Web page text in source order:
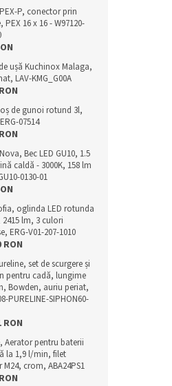
P, conector prin
PEX 16 x 16 - W97120-
ușă Kuchinox Malaga,
LAV-KMG_G00A
de gunoi rotund 3l,
07514
Bec LED GU10, 1.5
caldă - 3000K, 158 lm
0130-01
oglinda LED rotunda
2415 lm, 3 culori
ERG-V01-207-1010
RON
set de scurgere și
pentru cadă, lungime
Bowden, auriu periat,
PURELINE-SIPHON60-
RON
Aerator pentru baterii
la 1,9 l/min, filet
M24, crom, ABA24PS1